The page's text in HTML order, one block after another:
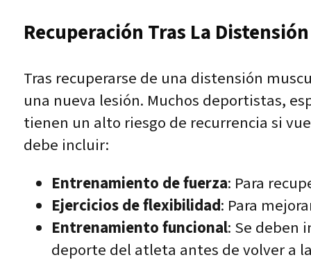
Recuperación Tras La Distensión
Tras recuperarse de una distensión
una nueva lesión. Muchos deportistas,
tienen un alto riesgo de recurrencia si
debe incluir:
Entrenamiento de fuerza: Para
Ejercicios de flexibilidad: Para
Entrenamiento funcional: Se deben
deporte del atleta antes de volver a